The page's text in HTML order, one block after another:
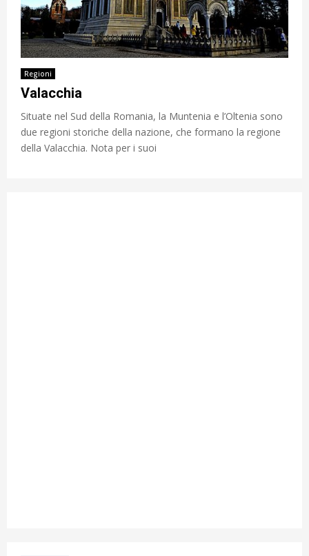
Regioni
Valacchia
Situate nel Sud della Romania, la Muntenia e l’Oltenia sono
due regioni storiche della nazione, che formano la regione
della Valacchia. Nota per i suoi